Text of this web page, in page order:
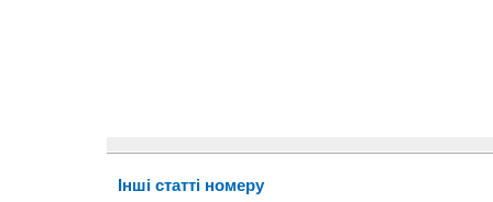
Інші статті номеру